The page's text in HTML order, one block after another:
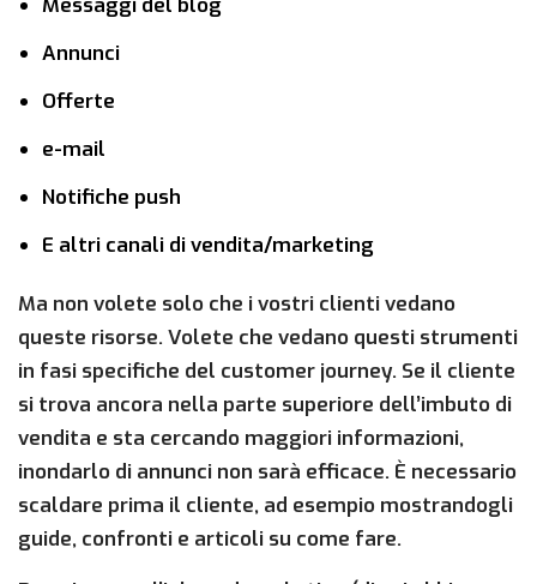
Annunci
Offerte
e-mail
Notifiche push
E altri canali di vendita/marketing
Ma non volete solo che i vostri clienti vedano
queste risorse. Volete che vedano questi strumenti
in fasi specifiche del customer journey. Se il cliente
si trova ancora nella parte superiore dell’imbuto di
vendita e sta cercando maggiori informazioni,
inondarlo di annunci non sarà efficace. È necessario
scaldare prima il cliente, ad esempio mostrandogli
guide, confronti e articoli su come fare.